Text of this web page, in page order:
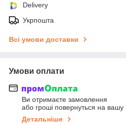
Delivery
Укрпошта
Всі умови доставки
Умови оплати
Ви отримаєте замовлення
або гроші повернуться на вашу
Детальніше